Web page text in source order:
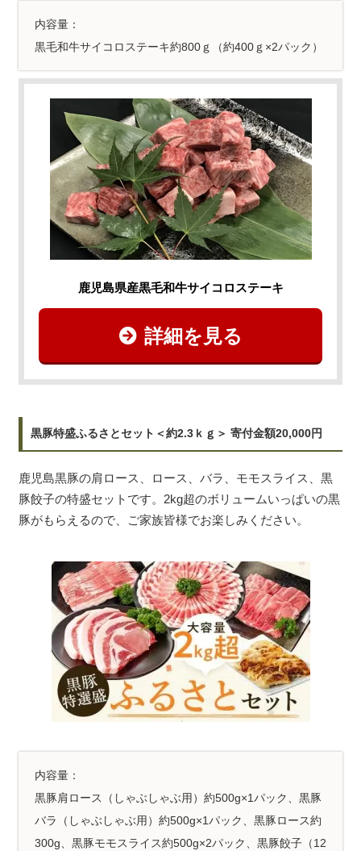
内容量：
黒毛和牛サイコロステーキ約800ｇ（約400ｇ×2パック）
鹿児島県産黒毛和牛サイコロステーキ
詳細を見る
黒豚特盛ふるさとセット＜約2.3ｋｇ＞ 寄付金額20,000円
鹿児島黒豚の肩ロース、ロース、バラ、モモスライス、黒
豚餃子の特盛セットです。2kg超のボリュームいっぱいの黒
豚がもらえるので、ご家族皆様でお楽しみください。
内容量：
黒豚肩ロース（しゃぶしゃぶ用）約500g×1パック、黒豚
バラ（しゃぶしゃぶ用）約500g×1パック、黒豚ロース約
300g、黒豚モモスライス約500g×2パック、黒豚餃子（12